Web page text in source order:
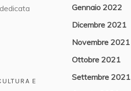
E
Gennaio 2022
Dicembre 2021
Novembre 2021
Ottobre 2021
Settembre 2021